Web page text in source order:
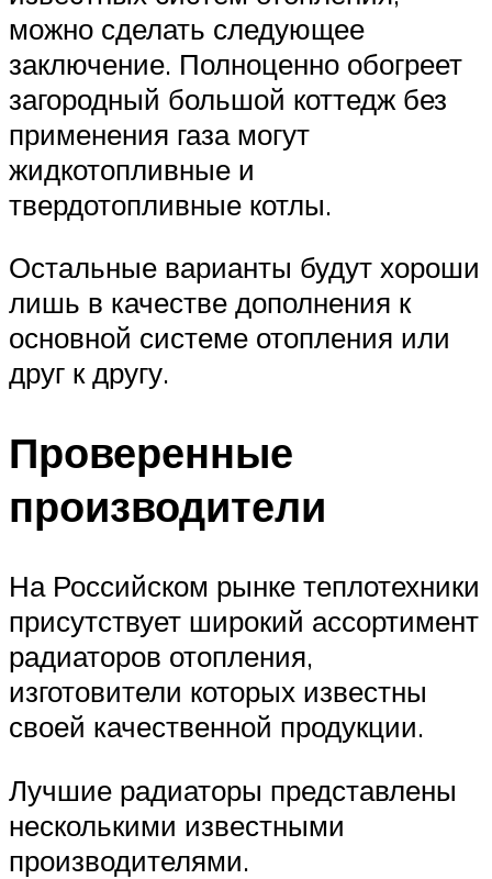
можно сделать следующее
заключение. Полноценно обогреет
загородный большой коттедж без
применения газа могут
жидкотопливные и
твердотопливные котлы.
Остальные варианты будут хороши
лишь в качестве дополнения к
основной системе отопления или
друг к другу.
Проверенные
производители
На Российском рынке теплотехники
присутствует широкий ассортимент
радиаторов отопления,
изготовители которых известны
своей качественной продукции.
Лучшие радиаторы представлены
несколькими известными
производителями.